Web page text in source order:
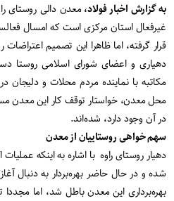
به گزارش اخبار فولاد،معدن دالی روستای
غیرفعال استان مرکزی است که امسال
قرار گرفته، اما ظاهرا این تصمیم اعتراضات
دهیاری و اعضای شورای اسلامی روستا
مکاتبه با نماینده مردم محلات و
محل معدن، خواستار توقف کار این معدن
در آن وجود دارد، شده‌اند.
سهم خواهی روستاییان از معدن
شده و در حال حاضر بهره‌بردار به دنبال
بهره‌برداری این معدن باطل شد، اما